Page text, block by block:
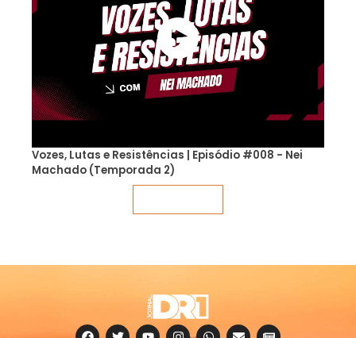
Vozes, Lutas e Resistências | Episódio #008 - Nei
Machado (Temporada 2)